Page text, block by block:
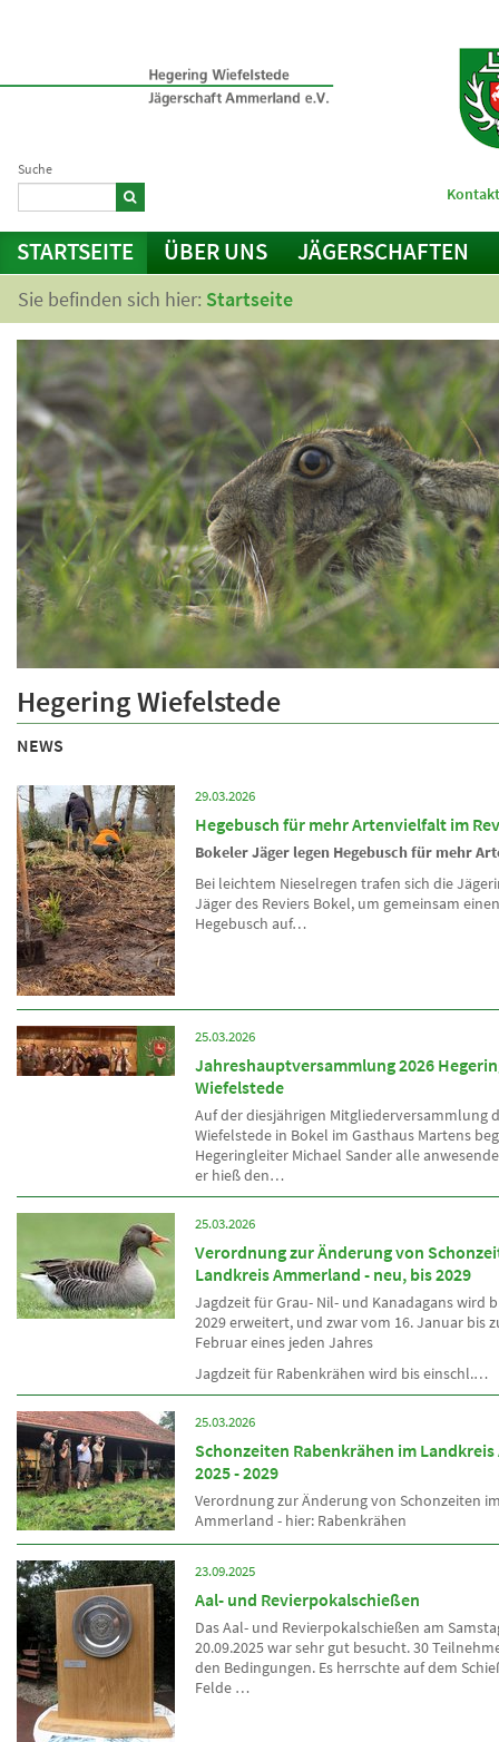
Suche
STARTSEITE ÜBER UNS JÄGERSCHAFTEN
Sie befinden sich hier: Startseite
Über uns
Informationen über den Hegering
Hegering Wiefelstede
NEWS
29.03.2026
Hegebusch für mehr Artenvielfalt im
Bokeler Jäger legen Hegebusch für mehr
Bei leichtem Nieselregen trafen sich die
Jäger des Reviers Bokel, um gemeinsam
Hegebusch auf…
25.03.2026
Jahreshauptversammlung 2026
Wiefelstede
Auf der diesjährigen Mitgliederversammlung
Wiefelstede in Bokel im Gasthaus Martens
Hegeringleiter Michael Sander alle
er hieß den…
25.03.2026
Verordnung zur Änderung von
Landkreis Ammerland - neu, bis 2029
Jagdzeit für Grau- Nil- und Kanadagans wird
2029 erweitert, und zwar vom 16. Januar bis
Februar eines jeden Jahres
Jagdzeit für Rabenkrähen wird bis einschl.…
25.03.2026
Schonzeiten Rabenkrähen im
2025 - 2029
Verordnung zur Änderung von Schonzeiten
Ammerland - hier: Rabenkrähen
23.09.2025
Aal- und Revierpokalschießen
Das Aal- und Revierpokalschießen am
20.09.2025 war sehr gut besucht. 30
den Bedingungen. Es herrschte auf dem
Felde …